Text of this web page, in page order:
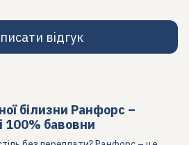
відгук
білизни Ранфорс –
100% бавовни